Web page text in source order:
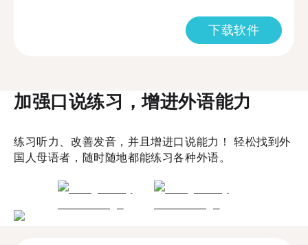
下载软件
加强口说练习，增进外语能力
练习听力、改善发音，并且增进口说能力！ 轻松找到外
国人母语者，随时随地都能练习各种外语。